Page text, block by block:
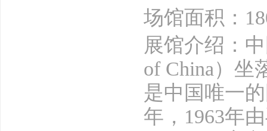
场馆面积：
展馆介绍：
of China）坐
是中国唯一
年，1963年